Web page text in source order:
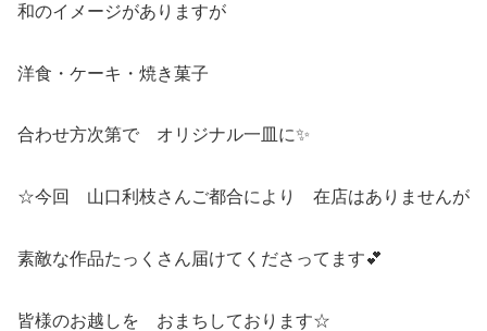
和のイメージがありますが
洋食・ケーキ・焼き菓子
合わせ方次第で オリジナル一皿に✨
☆今回 山口利枝さんご都合により 在店はありませんが
素敵な作品たっくさん届けてくださってます💕
皆様のお越しを おまちしております☆